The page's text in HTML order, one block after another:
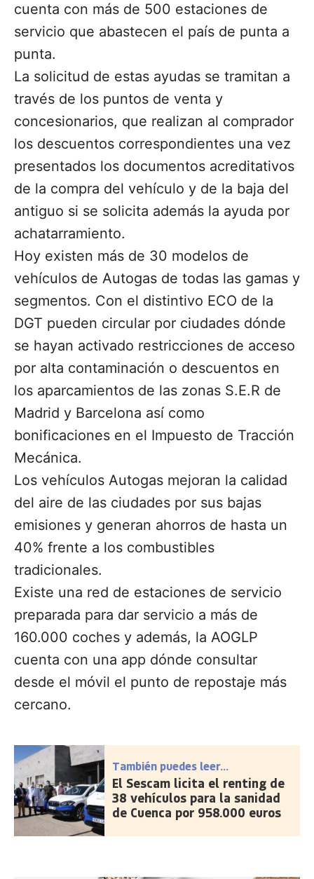
cuenta con más de 500 estaciones de
servicio que abastecen el país de punta a
punta.
La solicitud de estas ayudas se tramitan a
través de los puntos de venta y
concesionarios, que realizan al comprador
los descuentos correspondientes una vez
presentados los documentos acreditativos
de la compra del vehículo y de la baja del
antiguo si se solicita además la ayuda por
achatarramiento.
Hoy existen más de 30 modelos de
vehículos de Autogas de todas las gamas y
segmentos. Con el distintivo ECO de la
DGT pueden circular por ciudades dónde
se hayan activado restricciones de acceso
por alta contaminación o descuentos en
los aparcamientos de las zonas S.E.R de
Madrid y Barcelona así como
bonificaciones en el Impuesto de Tracción
Mecánica.
Los vehículos Autogas mejoran la calidad
del aire de las ciudades por sus bajas
emisiones y generan ahorros de hasta un
40% frente a los combustibles
tradicionales.
Existe una red de estaciones de servicio
preparada para dar servicio a más de
160.000 coches y además, la AOGLP
cuenta con una app dónde consultar
desde el móvil el punto de repostaje más
cercano.
También puedes leer...
El Sescam licita el renting de
38 vehículos para la sanidad
de Cuenca por 958.000 euros